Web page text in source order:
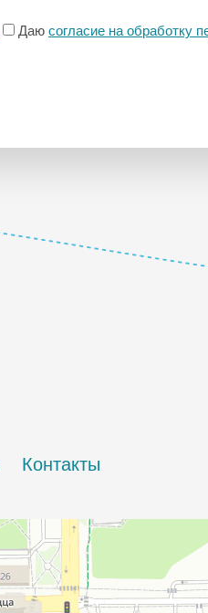
Даю согласие на обработку
Контакты